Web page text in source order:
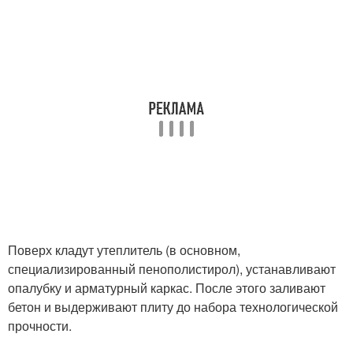
Поверх кладут утеплитель (в основном,
специализированный пенополистирол), устанавливают
опалубку и арматурный каркас. После этого заливают
бетон и выдерживают плиту до набора технологической
прочности.